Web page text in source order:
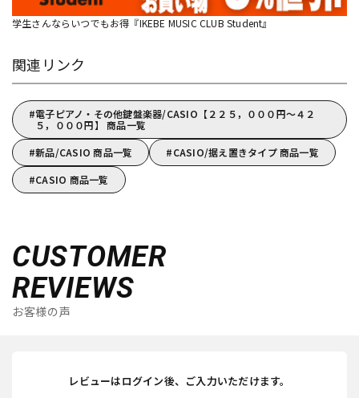
学生さんならいつでもお得『IKEBE MUSIC CLUB Student』
関連リンク
電子ピアノ・その他鍵盤楽器/CASIO【２２５，０００円～４２
５，０００円】 商品一覧
新品/CASIO 商品一覧
CASIO/据え置きタイプ 商品一覧
CASIO 商品一覧
CUSTOMER
REVIEWS
お客様の声
レビューはログイン後、ご入力いただけます。